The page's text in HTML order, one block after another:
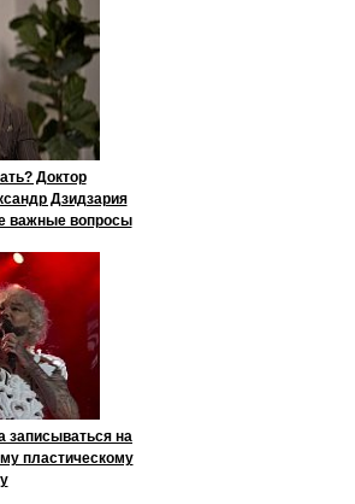
Доктор
Дзидзария
важные вопросы
записываться на
пластическому